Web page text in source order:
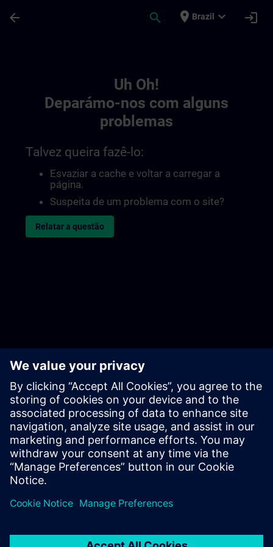
arrow_back search place Brazil expand_more login
Uh Oh!
Deparámo-nos com alguns
problemas
Talvez queira fazê-lo:
Esvaziar a cache e voltar a carregar a
página.
Suspeita de um problema com o site?
Relatar a questão